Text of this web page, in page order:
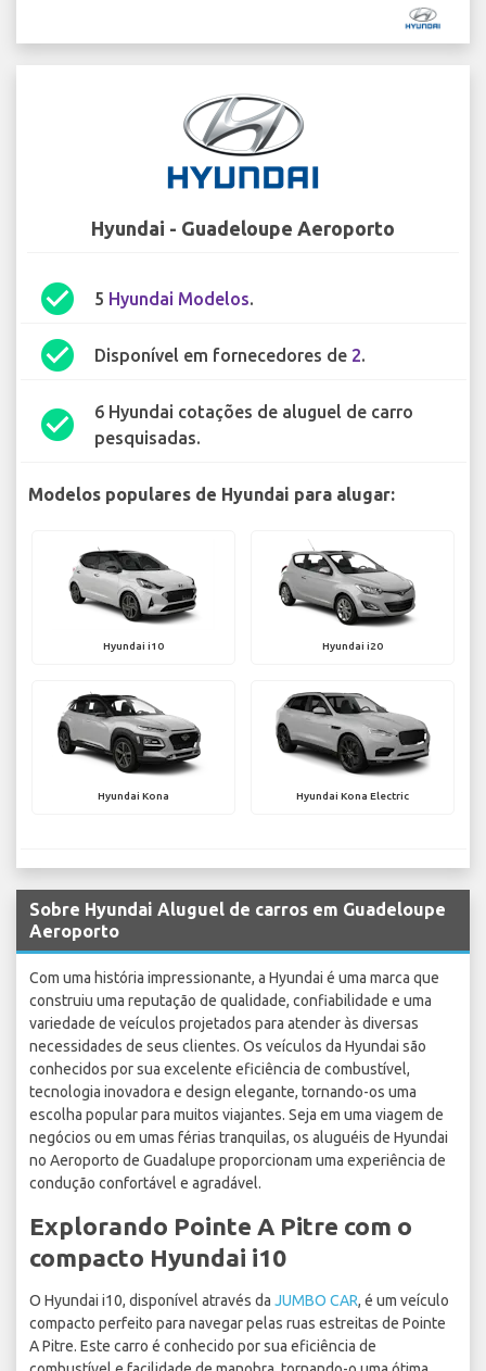
Hyundai - Guadeloupe Aeroporto
check_circle 5 Hyundai Modelos.
check_circle Disponível em fornecedores de 2.
check_circle
6 Hyundai cotações de aluguel de carro
pesquisadas.
Modelos populares de Hyundai para alugar:
Hyundai i10 Hyundai i20
Hyundai Kona Hyundai Kona Electric
Sobre Hyundai Aluguel de carros em Guadeloupe
Aeroporto
Com uma história impressionante, a Hyundai é uma marca que
construiu uma reputação de qualidade, confiabilidade e uma
variedade de veículos projetados para atender às diversas
necessidades de seus clientes. Os veículos da Hyundai são
conhecidos por sua excelente eficiência de combustível,
tecnologia inovadora e design elegante, tornando-os uma
escolha popular para muitos viajantes. Seja em uma viagem de
negócios ou em umas férias tranquilas, os aluguéis de Hyundai
no Aeroporto de Guadalupe proporcionam uma experiência de
condução confortável e agradável.
Explorando Pointe A Pitre com o
compacto Hyundai i10
O Hyundai i10, disponível através da JUMBO CAR, é um veículo
compacto perfeito para navegar pelas ruas estreitas de Pointe
A Pitre. Este carro é conhecido por sua eficiência de